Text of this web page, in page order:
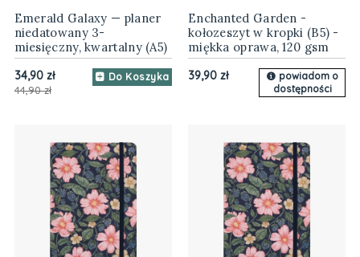
Emerald Galaxy — planer
niedatowany 3-
miesięczny, kwartalny (A5)
34,90 zł
44,90 zł
Do Koszyka
Enchanted Garden -
kołozeszyt w kropki (B5) -
miękka oprawa, 120 gsm
39,90 zł
powiadom o
dostępności